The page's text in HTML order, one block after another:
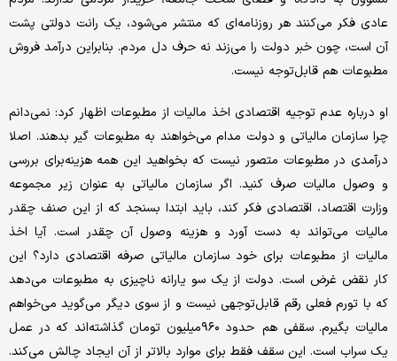
عادی فکر می‌کنند هر روزنامه‌ای که منتشر می‌شود، یک رانت دولتی پشت
آن است، چون خبر دولت را می‌زند نه حرف دل مردم. بنابراین درآمد فروش
مطبوعات هم قابل‌توجه نیست.
او درباره عدم توجیه اقتصادی اخذ مالیات از مطبوعات اظهار کرد: نمی‌دانم
چرا سازمان مالیاتی و دولت مدام می‌خواهند به مطبوعات گیر بدهند. اصلا
درآمدی در مطبوعات متصور نیست که بخواهید این همه هزینه‌برای بررسی
و وصول مالیات صرف کنید. اگر سازمان مالیاتی به عنوان زیر مجموعه
وزارت اقتصاد، اقتصادی فکر کند، باید ابتدا بسنجد که از این صنف چقدر
مالیات می‌تواند به دست آورد و هزینه وصول آن چقدر است. آیا اخذ
مالیات از مطبوعات برای خود سازمان مالیاتی صرفه اقتصادی دارد؟ این
کار نقض غرض است. دولت از یک سو یارانه ناچیزی به مطبوعات می‌دهد
که با تورم فعلی رقم قابل‌توجهی نیست و از سوی دیگر می‌گوید می‌خواهم
مالیات بگیرم. سقفی هم حدود ۹۶۰‌میلیون تومان گذاشته‌اند که در عمل
یک سراب است. این سقف فقط برای موارد بالاتر از آن ایجاد چالش می‌کند.